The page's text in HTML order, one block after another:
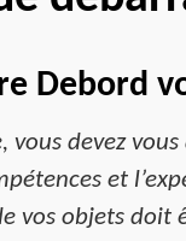
Debord
devez
et
vos objets